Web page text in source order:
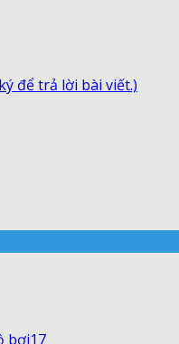
để trả lời bài viết.)
bơi17